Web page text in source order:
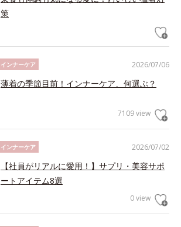
策
2026/07/06
インナーケア
薄着の季節目前！インナーケア、何選ぶ？
7109 view
2026/07/02
インナーケア
【社員がリアルに愛用！】サプリ・美容サポ
ートアイテム8選
0 view